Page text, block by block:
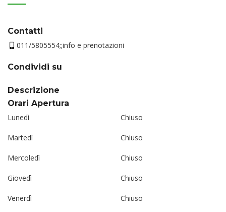
Contatti
011/5805554;;info e prenotazioni
Condividi su
Descrizione
Orari Apertura
Lunedì
Chiuso
Martedì Chiuso
Mercoledì Chiuso
Giovedì Chiuso
Venerdì Chiuso